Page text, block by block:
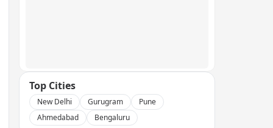
Top Cities
New Delhi Gurugram
Pune
Ahmedabad
Bengaluru